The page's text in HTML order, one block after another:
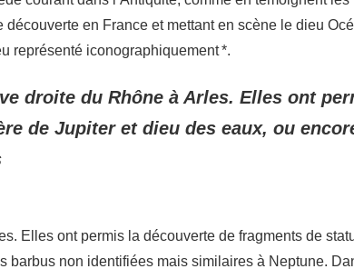
en France et mettant en scène le dieu
représenté iconographiquement *.
droite du Rhône à Arles. Elles ont
de Jupiter et dieu des eaux, ou
Elles ont permis la découverte de fragments de
barbus non identifiées mais similaires à Neptune.